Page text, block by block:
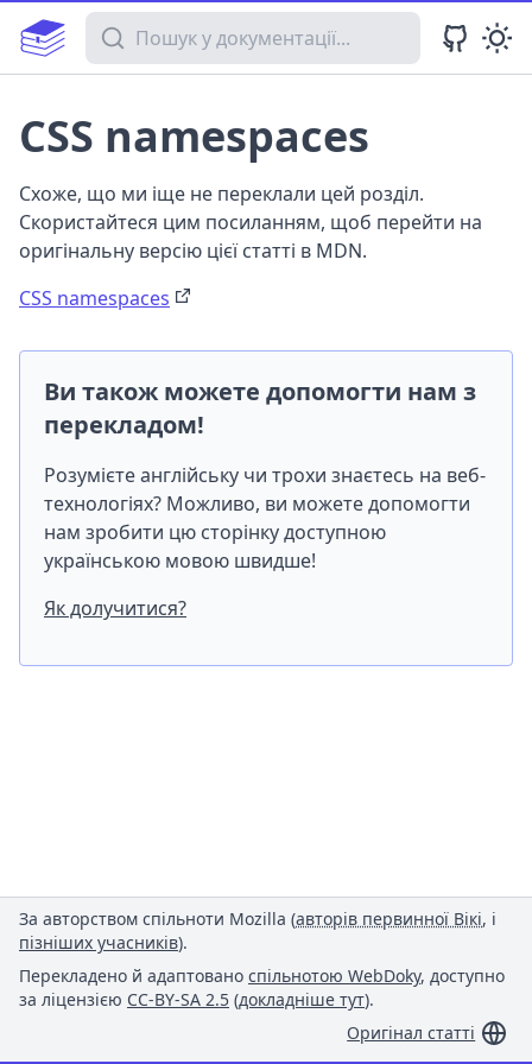
Пошук у документації
CSS namespaces
Схоже, що ми іще не переклали цей розділ.
Скористайтеся цим посиланням, щоб перейти на
оригінальну версію цієї статті в MDN.
CSS namespaces
Ви також можете допомогти нам з
перекладом!
Розумієте англійську чи трохи знаєтесь на веб-
технологіях? Можливо, ви можете допомогти
нам зробити цю сторінку доступною
українською мовою швидше!
Як долучитися?
За авторством спільноти Mozilla (авторів первинної Вікі, і
пізніших учасників).
Перекладено й адаптовано спільнотою WebDoky, доступно
за ліцензією CC-BY-SA 2.5 (докладніше тут).
Оригінал статті